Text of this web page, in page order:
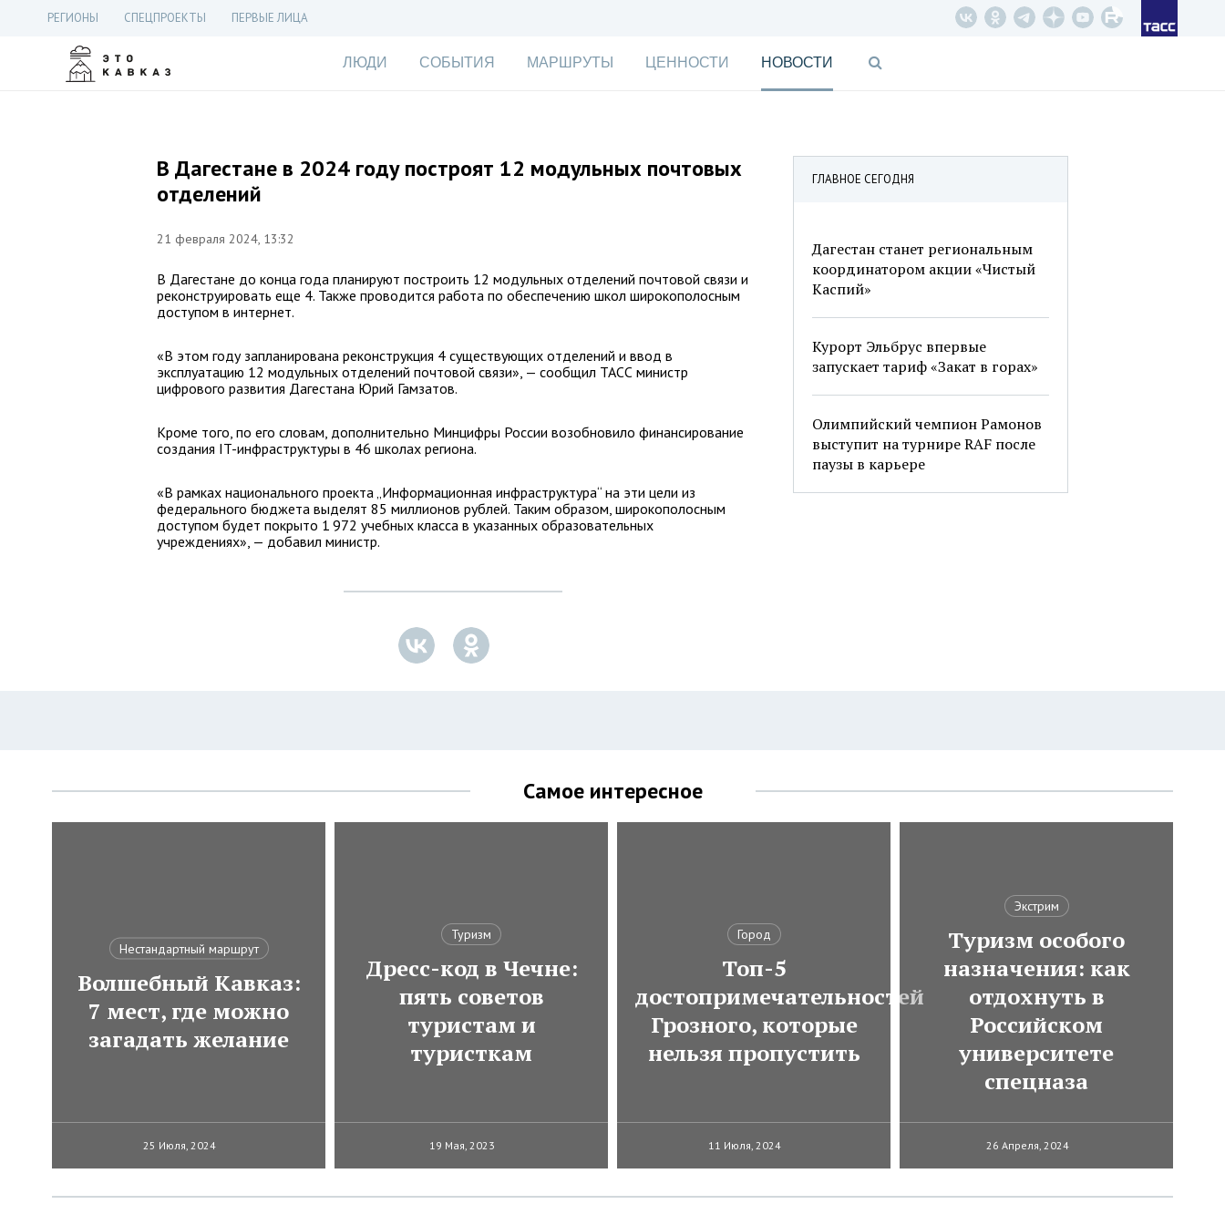
РЕГИОНЫ СПЕЦПРОЕКТЫ ПЕРВЫЕ ЛИЦА
ЛЮДИ СОБЫТИЯ МАРШРУТЫ ЦЕННОСТИ НОВОСТИ
ГЛАВНОЕ СЕГОДНЯ
Дагестан станет региональным
координатором акции «Чистый
Каспий»
Курорт Эльбрус впервые
запускает тариф «Закат в горах»
Олимпийский чемпион Рамонов
выступит на турнире RAF после
паузы в карьере
В Дагестане в 2024 году построят 12 модульных почтовых
отделений
21 февраля 2024, 13:32
В Дагестане до конца года планируют построить 12 модульных отделений почтовой связи и
реконструировать еще 4. Также проводится работа по обеспечению школ широкополосным
доступом в интернет.
«В этом году запланирована реконструкция 4 существующих отделений и ввод в
эксплуатацию 12 модульных отделений почтовой связи», — сообщил ТАСС министр
цифрового развития Дагестана Юрий Гамзатов.
Кроме того, по его словам, дополнительно Минцифры России возобновило финансирование
создания IT-инфраструктуры в 46 школах региона.
«В рамках национального проекта „Информационная инфраструктура“ на эти цели из
федерального бюджета выделят 85 миллионов рублей. Таким образом, широкополосным
доступом будет покрыто 1 972 учебных класса в указанных образовательных
учреждениях», — добавил министр.
Самое интересное
Нестандартный маршрут
Волшебный Кавказ:
7 мест, где можно
загадать желание
25 Июля, 2024
Туризм
Дресс-код в Чечне:
пять советов
туристам и
туристкам
19 Мая, 2023
Город
Топ-5
достопримечательностей
Грозного, которые
нельзя пропустить
11 Июля, 2024
Экстрим
Туризм особого
назначения: как
отдохнуть в
Российском
университете
спецназа
26 Апреля, 2024